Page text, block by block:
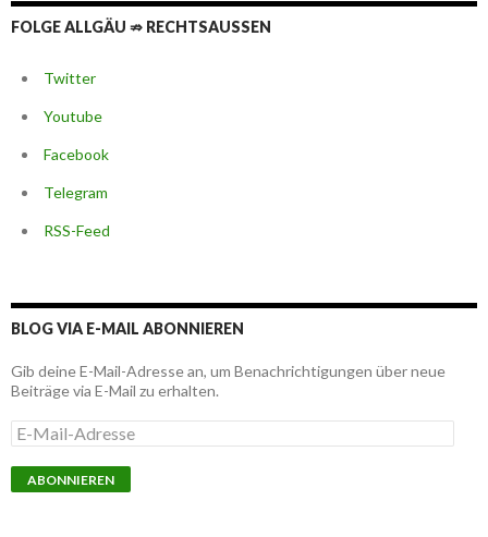
FOLGE ALLGÄU ⇏ RECHTSAUSSEN
Twitter
Youtube
Facebook
Telegram
RSS-Feed
BLOG VIA E-MAIL ABONNIEREN
Gib deine E-Mail-Adresse an, um Benachrichtigungen über neue
Beiträge via E-Mail zu erhalten.
E
-
M
a